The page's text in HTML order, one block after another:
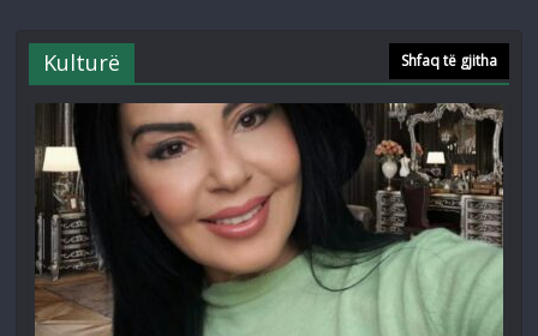
Kulturë Shfaq të gjitha